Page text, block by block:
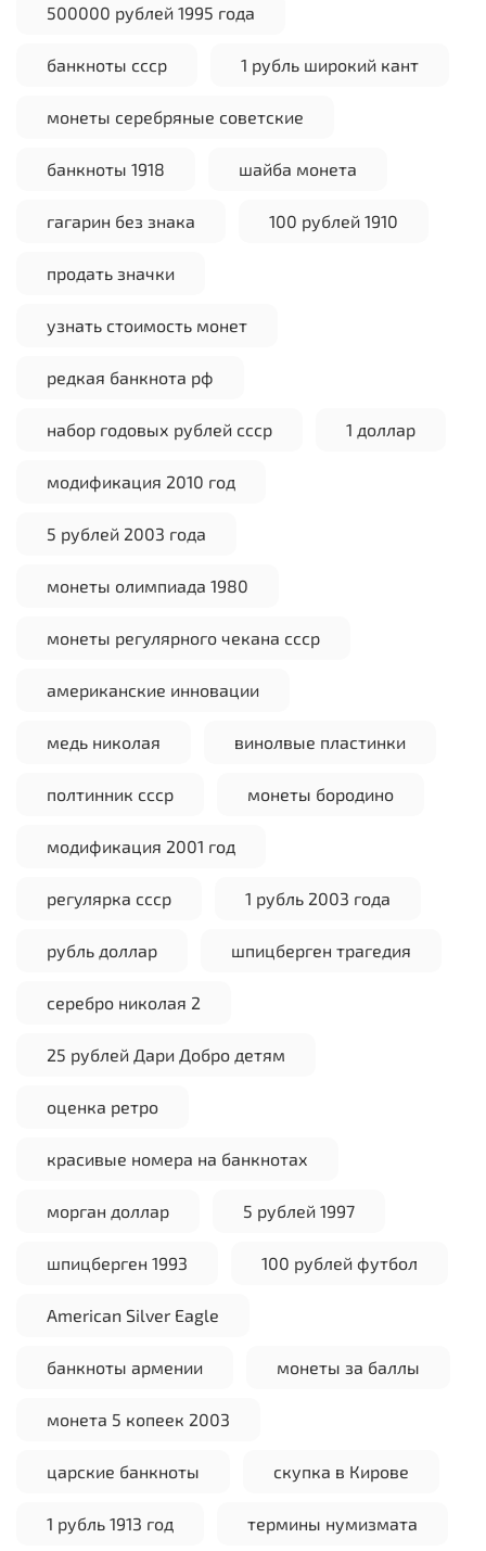
500000 рублей 1995 года
банкноты ссср 1 рубль широкий кант
монеты серебряные советские
банкноты 1918 шайба монета
гагарин без знака 100 рублей 1910
продать значки
узнать стоимость монет
редкая банкнота рф
набор годовых рублей ссср 1 доллар
модификация 2010 год
5 рублей 2003 года
монеты олимпиада 1980
монеты регулярного чекана ссср
американские инновации
медь николая винолвые пластинки
полтинник ссср монеты бородино
модификация 2001 год
регулярка ссср 1 рубль 2003 года
рубль доллар шпицберген трагедия
серебро николая 2
25 рублей Дари Добро детям
оценка ретро
красивые номера на банкнотах
морган доллар 5 рублей 1997
шпицберген 1993 100 рублей футбол
American Silver Eagle
банкноты армении монеты за баллы
монета 5 копеек 2003
царские банкноты скупка в Кирове
1 рубль 1913 год термины нумизмата